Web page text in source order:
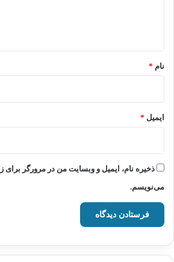
نام *
ایمیل *
ذخیره نام، ایمیل و وبسایت من در مرورگر برای
می‌نویسم.